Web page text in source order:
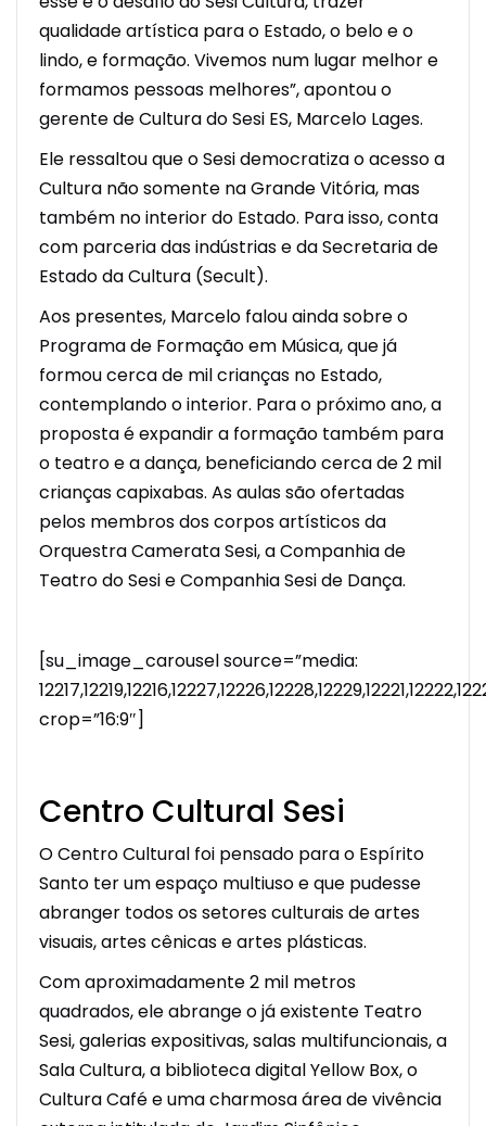
qualidade artística para o Estado, o belo e o
lindo, e formação. Vivemos num lugar melhor e
formamos pessoas melhores”, apontou o
gerente de Cultura do Sesi ES, Marcelo Lages.
Ele ressaltou que o Sesi democratiza o acesso a
Cultura não somente na Grande Vitória, mas
também no interior do Estado. Para isso, conta
com parceria das indústrias e da Secretaria de
Estado da Cultura (Secult).
Aos presentes, Marcelo falou ainda sobre o
Programa de Formação em Música, que já
formou cerca de mil crianças no Estado,
contemplando o interior. Para o próximo ano, a
proposta é expandir a formação também para
o teatro e a dança, beneficiando cerca de 2 mil
crianças capixabas. As aulas são ofertadas
pelos membros dos corpos artísticos da
Orquestra Camerata Sesi, a Companhia de
Teatro do Sesi e Companhia Sesi de Dança.
[su_image_carousel source=”media:
crop=”16:9″]
Centro Cultural Sesi
O Centro Cultural foi pensado para o Espírito
Santo ter um espaço multiuso e que pudesse
abranger todos os setores culturais de artes
visuais, artes cênicas e artes plásticas.
Com aproximadamente 2 mil metros
quadrados, ele abrange o já existente Teatro
Sesi, galerias expositivas, salas multifuncionais, a
Sala Cultura, a biblioteca digital Yellow Box, o
Cultura Café e uma charmosa área de vivência